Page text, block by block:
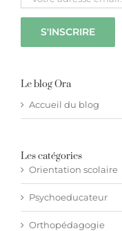
Hypnothérapie à
Espace membre
Facebook
Contact WhatsApp
Le blog Ora
Accueil du blog
Les catégories
Orientation scolaire
Psychoeducateur
Orthopédagogie